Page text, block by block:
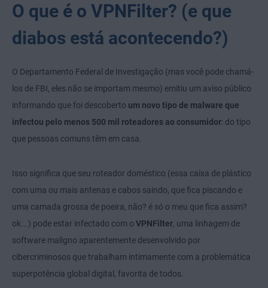
O que é o VPNFilter? (e que
diabos está acontecendo?)
O Departamento Federal de Investigação (mas você pode chamá-
los de FBI, eles não se importam mesmo) emitiu um aviso público
informando que foi descoberto um novo tipo de malware que
infectou pelo menos 500 mil roteadores ao consumidor: do tipo
que pessoas comuns têm em casa.
Isso significa que seu roteador doméstico (essa caixa de plástico
com uma ou mais antenas e cabos saindo, que fica piscando e
uma camada grossa de poeira, não? é só o meu que fica assim?
ok...) pode estar infectado com o VPNFilter, uma linhagem de
software maligno aparentemente desenvolvido por
cibercriminosos que trabalham intimamente com a problemática
superpotência global digital, favorita de todos.